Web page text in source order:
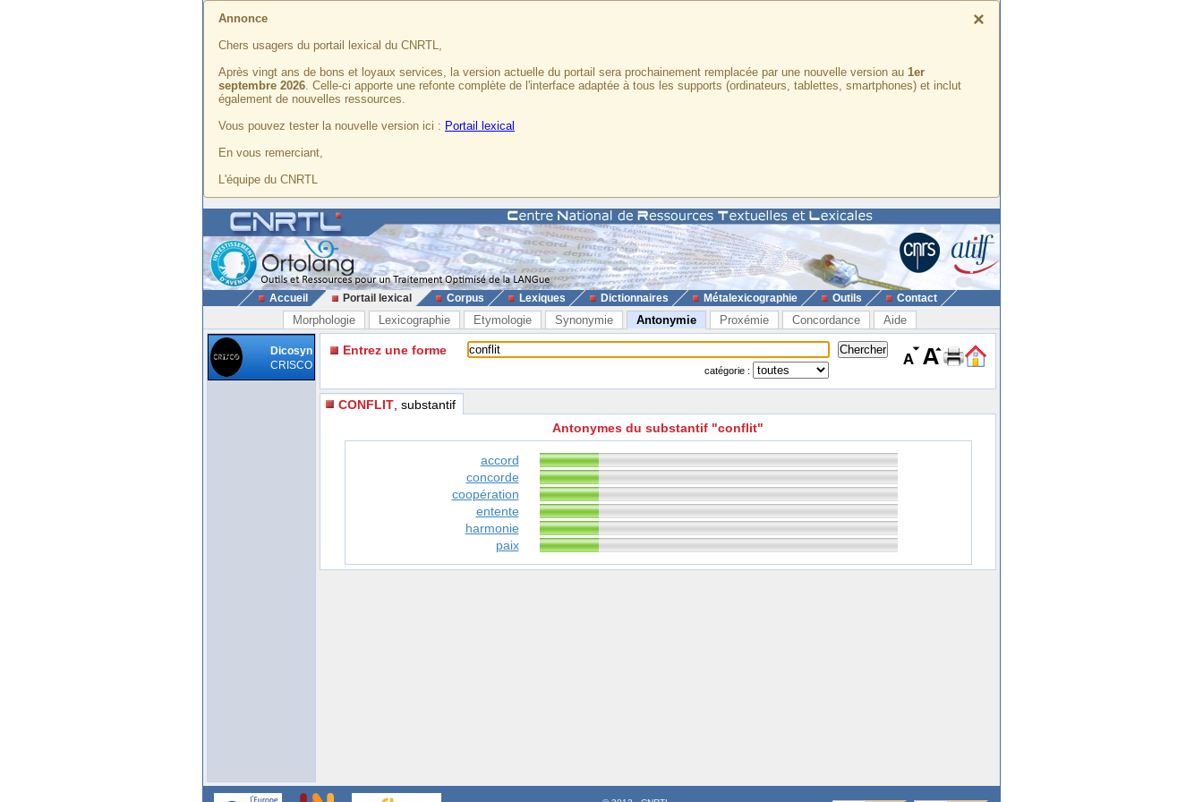
×
Annonce
Chers usagers du portail lexical du CNRTL,
Après vingt ans de bons et loyaux services, la version actuelle du portail sera prochainement remplacée par une nouvelle version au 1er
septembre 2026. Celle-ci apporte une refonte complète de l'interface adaptée à tous les supports (ordinateurs, tablettes, smartphones) et inclut
également de nouvelles ressources.
Vous pouvez tester la nouvelle version ici : Portail lexical
En vous remerciant,
L'équipe du CNRTL
Accueil Portail lexical Corpus Lexiques Dictionnaires Métalexicographie Outils Contact
Morphologie Lexicographie Etymologie Synonymie Antonymie Proxémie Concordance Aide
Dicosyn
CRISCO
Entrez une forme
catégorie :
CONFLIT , substantif
Antonymes du substantif "conflit"
accord
concorde
coopération
entente
harmonie
paix